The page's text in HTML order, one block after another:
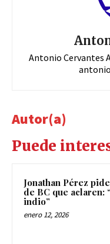
Antonio Cervantes
Autor(a)
Puede
Jonathan Pérez
de BC que aclaren:
indio”
enero 12, 2026